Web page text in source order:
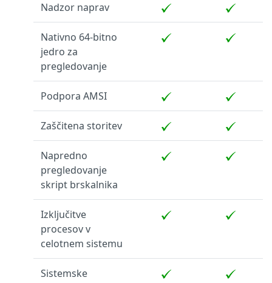
Nadzor naprav
Nativno 64-bitno
jedro za
pregledovanje
Podpora AMSI
Zaščitena storitev
Napredno
pregledovanje
skript brskalnika
Izključitve
procesov v
celotnem sistemu
Sistemske